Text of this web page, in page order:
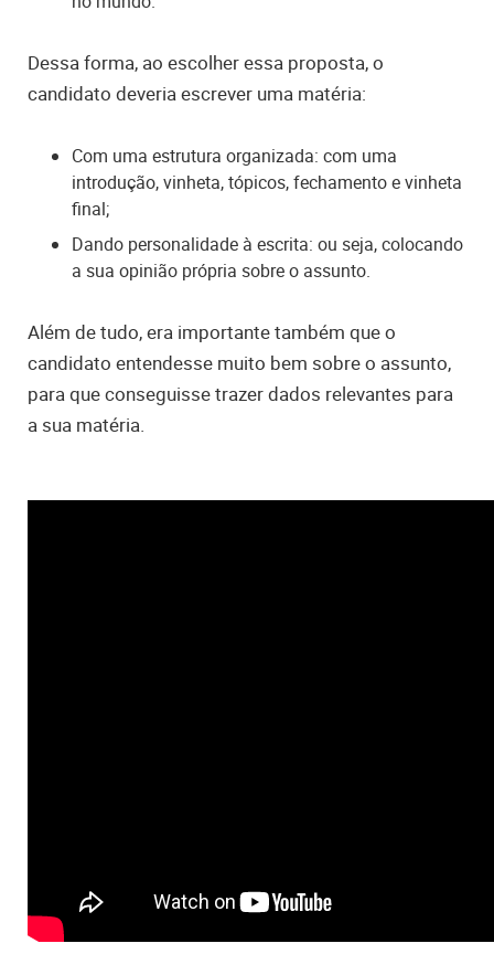
Dessa forma, ao escolher essa proposta, o
candidato deveria escrever uma matéria:
Com uma estrutura organizada: com uma
introdução, vinheta, tópicos, fechamento e vinheta
final;
Dando personalidade à escrita: ou seja, colocando
a sua opinião própria sobre o assunto.
Além de tudo, era importante também que o
candidato entendesse muito bem sobre o assunto,
para que conseguisse trazer dados relevantes para
a sua matéria.